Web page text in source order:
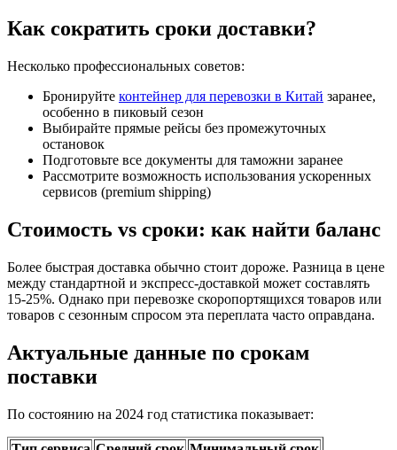
Как сократить сроки доставки?
Несколько профессиональных советов:
Бронируйте контейнер для перевозки в Китай заранее,
особенно в пиковый сезон
Выбирайте прямые рейсы без промежуточных
остановок
Подготовьте все документы для таможни заранее
Рассмотрите возможность использования ускоренных
сервисов (premium shipping)
Стоимость vs сроки: как найти баланс
Более быстрая доставка обычно стоит дороже. Разница в цене
между стандартной и экспресс-доставкой может составлять
15-25%. Однако при перевозке скоропортящихся товаров или
товаров с сезонным спросом эта переплата часто оправдана.
Актуальные данные по срокам
поставки
По состоянию на 2024 год статистика показывает: